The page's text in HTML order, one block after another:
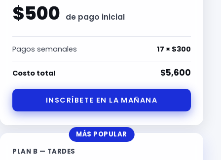
$500 de pago inicial
Pagos semanales 17 × $300
Costo total $5,600
INSCRÍBETE EN LA MAÑANA
MÁS POPULAR
PLAN B — TARDES